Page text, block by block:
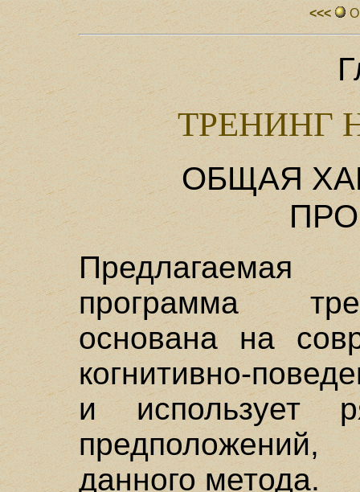
<<<
ТРЕНИНГ
ОБЩАЯ
программа
основана на
когнитивно-
и использует
данного метода.